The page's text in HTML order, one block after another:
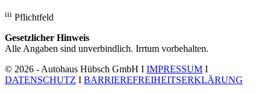
iii Pflichtfeld
Gesetzlicher Hinweis
Alle Angaben sind unverbindlich. Irrtum vorbehalten.
© 2026 - Autohaus Hübsch GmbH I IMPRESSUM I
DATENSCHUTZ I BARRIEREFREIHEITSERKLÄRUNG